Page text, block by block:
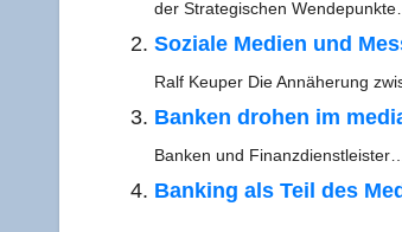
der Stra­te­gi­schen Wendepunkte…
Sozia­le Medi­en und
Ralf Keu­per Die Annä­he­rung
Ban­ken dro­hen im
Ban­ken und Finanzdienstleister…
Ban­king als Teil des